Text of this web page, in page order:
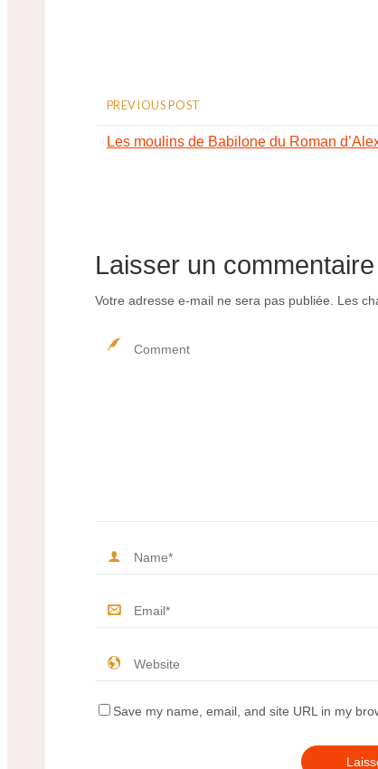
PREVIOUS POST
Les moulins de Babilone du Roman
Laisser un commentaire
Votre adresse e-mail ne sera pas publiée. Les
Save my name, email, and site URL in my